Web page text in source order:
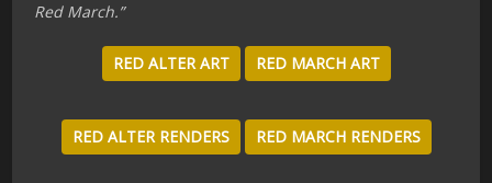
Red March.”
RED ALTER ART RED MARCH ART
RED ALTER RENDERS RED MARCH RENDERS